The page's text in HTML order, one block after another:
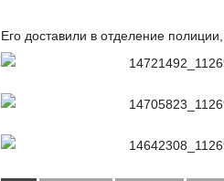
Его доставили в отделение